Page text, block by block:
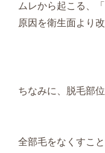
ムレから起こる、
原因を衛生面より
ちなみに、脱毛部
全部毛をなくすこ